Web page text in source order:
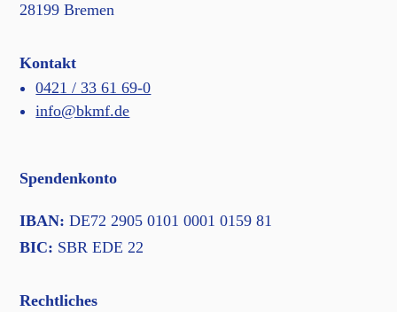
28199 Bremen
Kontakt
0421 / 33 61 69-0
info@bkmf.de
Spendenkonto
IBAN: DE72 2905 0101 0001 0159 81
BIC: SBR EDE 22
Rechtliches